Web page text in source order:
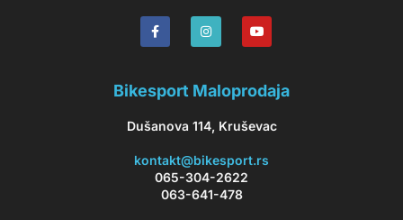
Bikesport Maloprodaja
Dušanova 114, Kruševac
kontakt@bikesport.rs
065-304-2622
063-641-478